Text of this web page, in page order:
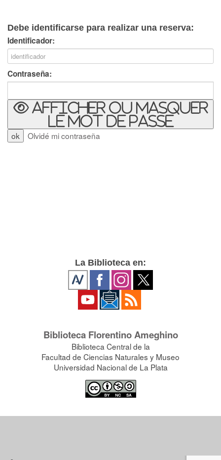
Debe identificarse para realizar una reserva:
Identificador:
Contraseña:
Afficher ou masquer
le mot de passe
Olvidé mi contraseña
La Biblioteca en:
Biblioteca Florentino Ameghino
Biblioteca Central de la
Facultad de Ciencias Naturales y Museo
Universidad Nacional de La Plata